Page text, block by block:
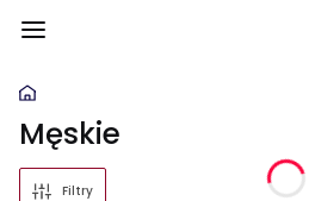
Męskie
Filtry